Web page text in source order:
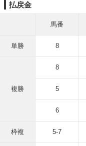
払戻金
馬番
単勝 8
複勝
8
5
6
枠複 5-7